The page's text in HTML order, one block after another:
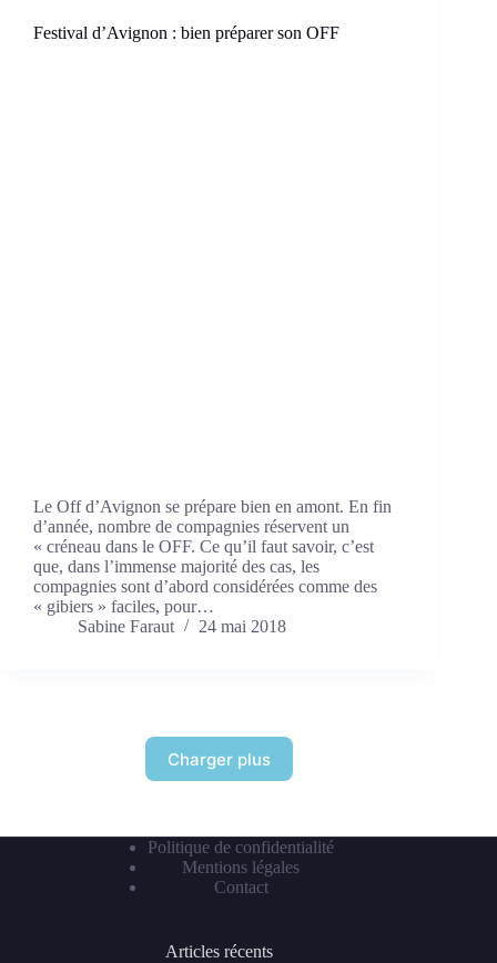
Festival d’Avignon : bien préparer son OFF
Le Off d’Avignon se prépare bien en amont. En fin
d’année, nombre de compagnies réservent un
« créneau dans le OFF. Ce qu’il faut savoir, c’est
que, dans l’immense majorité des cas, les
compagnies sont d’abord considérées comme des
« gibiers » faciles, pour…
Sabine Faraut
24 mai 2018
Charger plus
Politique de confidentialité
Mentions légales
Contact
Articles récents